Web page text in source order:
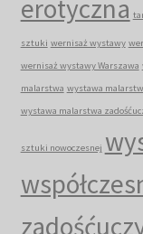
erotyczna
sztuki wernisaż wystawy
wernisaż wystawy Warszawa
malarstwa wystawa
wystawa malarstwa
sztuki nowoczesnej